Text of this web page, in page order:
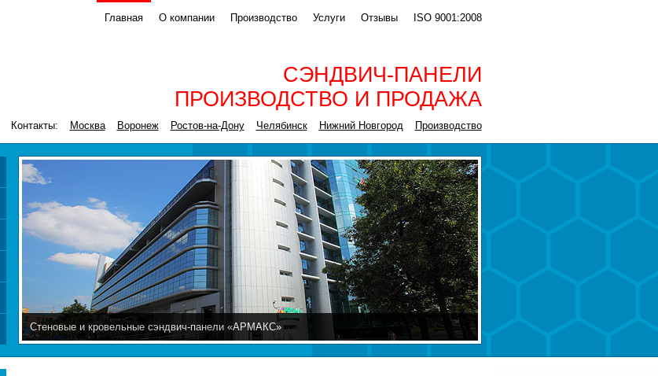
Главная О компании Производство Услуги Отзывы ISO 9001:2008
СЭНДВИЧ-ПАНЕЛИ
ПРОИЗВОДСТВО И ПРОДАЖА
Контакты: Москва Воронеж Ростов-на-Дону Челябинск Нижний Новгород Производство
Стеновые и кровельные сэндвич-панели «АРМАКС»